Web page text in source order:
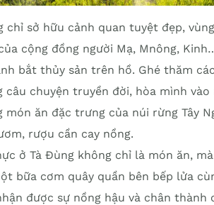
chỉ sở hữu cảnh quan tuyệt đẹp,
cộng đồng người Mạ, Mnông,
bắt thủy sản trên hồ. Ghé thăm
câu chuyện truyền đời, hòa mình
món ăn đặc trưng của núi rừng Tây
rượu cần cay nồng.
ở Tà Đùng không chỉ là món ăn,
bữa cơm quây quần bên bếp lửa
được sự nồng hậu và chân thành